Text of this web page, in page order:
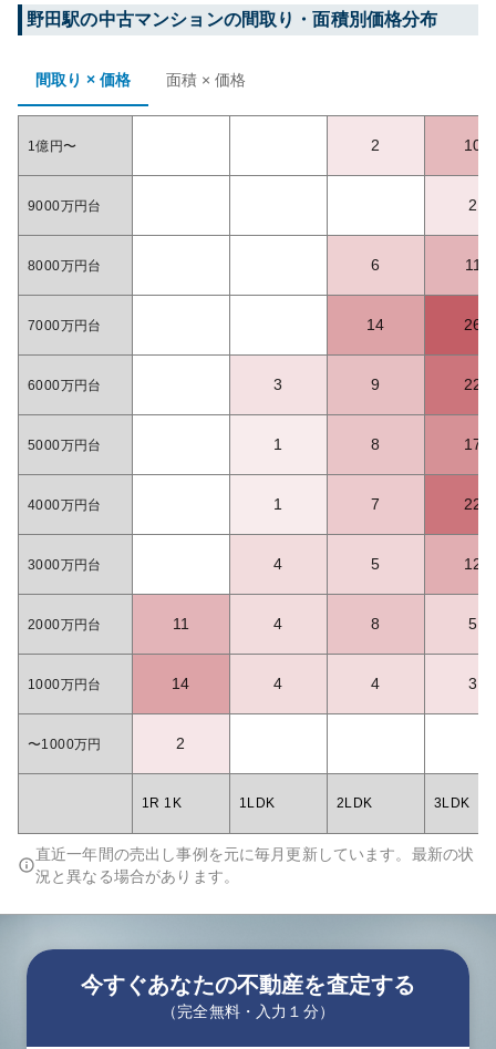
野田駅の中古マンションの間取り・面積別価格分布
間取り × 価格 面積 × 価格
1億円〜 2 10
9000万円台 2
8000万円台 6 11
7000万円台 14 26
6000万円台 3 9 22
5000万円台 1 8 17
4000万円台 1 7 22
3000万円台 4 5 12
2000万円台 11 4 8 5
1000万円台 14 4 4 3
〜1000万円 2
1R 1K 1LDK 2LDK 3LDK
直近一年間の売出し事例を元に毎月更新しています。最新の状
況と異なる場合があります。
今すぐあなたの不動産を査定する
（完全無料・入力１分）